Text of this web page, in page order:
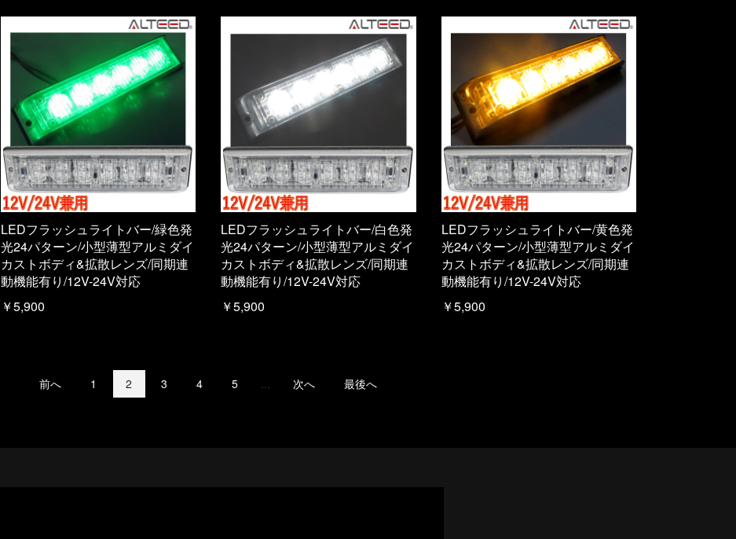
LEDフラッシュライトバー/緑色発
光24パターン/小型薄型アルミダイ
カストボディ&拡散レンズ/同期連
動機能有り/12V-24V対応
￥5,900
LEDフラッシュライトバー/白色発
光24パターン/小型薄型アルミダイ
カストボディ&拡散レンズ/同期連
動機能有り/12V-24V対応
￥5,900
LEDフラッシュライトバー/黄色発
光24パターン/小型薄型アルミダイ
カストボディ&拡散レンズ/同期連
動機能有り/12V-24V対応
￥5,900
前へ 1 2 3 4 5 ... 次へ 最後へ